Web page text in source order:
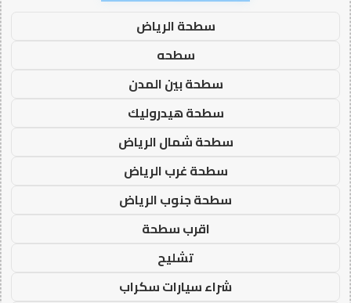
سطحة الرياض
سطحه
سطحة بين المدن
سطحة هيدروليك
سطحة شمال الرياض
سطحة غرب الرياض
سطحة جنوب الرياض
اقرب سطحة
تشليح
شراء سيارات سكراب